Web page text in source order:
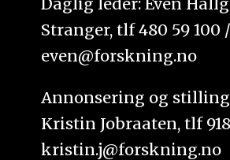
Stranger, tlf 480 59 100 /
even@forskning.no
Annonsering og
Kristin Jobraaten, tlf
kristin.j@forskning.no